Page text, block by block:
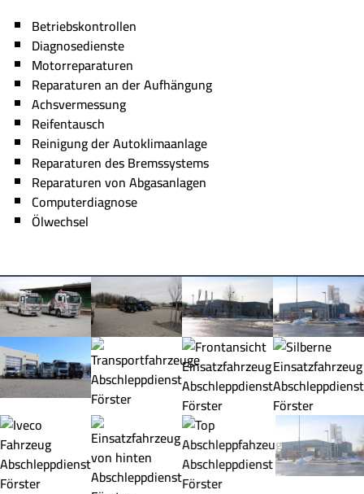
Betriebskontrollen
Diagnosedienste
Motorreparaturen
Reparaturen an der Aufhängung
Achsvermessung
Reifentausch
Reinigung der Autoklimaanlage
Reparaturen des Bremssystems
Reparaturen von Abgasanlagen
Computerdiagnose
Ölwechsel